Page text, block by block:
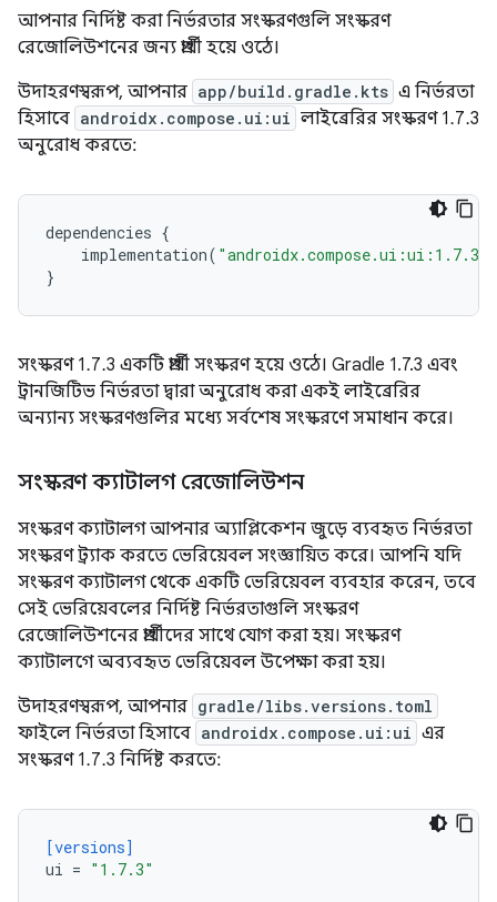
আপনার নির্দিষ্ট করা নির্ভরতার সংস্করণগুলি সংস্করণ
রেজোলিউশনের জন্য প্রার্থী হয়ে ওঠে।
উদাহরণস্বরূপ, আপনার app/build.gradle.kts এ নির্ভরতা
হিসাবে androidx.compose.ui:ui লাইব্রেরির সংস্করণ 1.7.3
অনুরোধ করতে:
dependencies {
implementation( "androidx.compose.ui:ui:1.7.3"
}
সংস্করণ 1.7.3 একটি প্রার্থী সংস্করণ হয়ে ওঠে। Gradle 1.7.3 এবং
ট্রানজিটিভ নির্ভরতা দ্বারা অনুরোধ করা একই লাইব্রেরির
অন্যান্য সংস্করণগুলির মধ্যে সর্বশেষ সংস্করণে সমাধান করে।
সংস্করণ ক্যাটালগ রেজোলিউশন
সংস্করণ ক্যাটালগ আপনার অ্যাপ্লিকেশন জুড়ে ব্যবহৃত নির্ভরতা
সংস্করণ ট্র্যাক করতে ভেরিয়েবল সংজ্ঞায়িত করে। আপনি যদি
সংস্করণ ক্যাটালগ থেকে একটি ভেরিয়েবল ব্যবহার করেন, তবে
সেই ভেরিয়েবলের নির্দিষ্ট নির্ভরতাগুলি সংস্করণ
রেজোলিউশনের প্রার্থীদের সাথে যোগ করা হয়। সংস্করণ
ক্যাটালগে অব্যবহৃত ভেরিয়েবল উপেক্ষা করা হয়।
উদাহরণস্বরূপ, আপনার gradle/libs.versions.toml
ফাইলে নির্ভরতা হিসাবে androidx.compose.ui:ui এর
সংস্করণ 1.7.3 নির্দিষ্ট করতে:
[versions]
ui = "1.7.3"